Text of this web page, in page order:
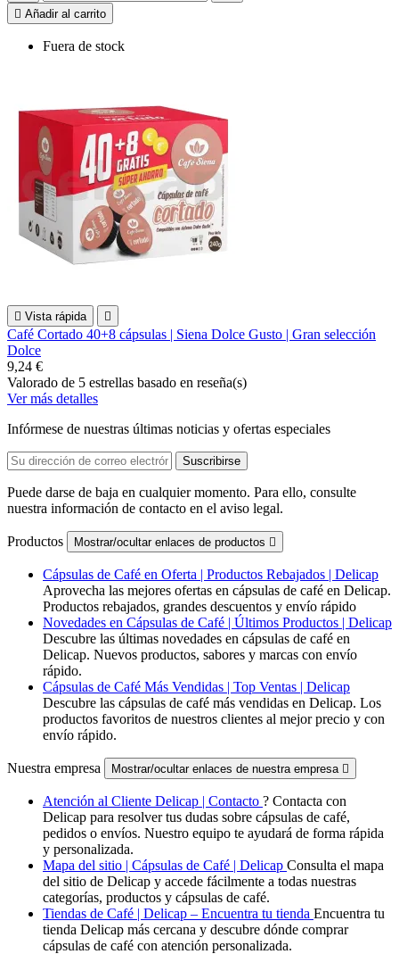
 Añadir al carrito
Fuera de stock
 Vista rápida 
Café Cortado 40+8 cápsulas | Siena Dolce Gusto | Gran selección
Dolce
9,24 €
Valorado de 5 estrellas basado en reseña(s)
Ver más detalles
Infórmese de nuestras últimas noticias y ofertas especiales
Puede darse de baja en cualquier momento. Para ello, consulte
nuestra información de contacto en el aviso legal.
Productos Mostrar/ocultar enlaces de productos 
Cápsulas de Café en Oferta | Productos Rebajados | Delicap
Aprovecha las mejores ofertas en cápsulas de café en Delicap.
Productos rebajados, grandes descuentos y envío rápido
Novedades en Cápsulas de Café | Últimos Productos | Delicap
Descubre las últimas novedades en cápsulas de café en
Delicap. Nuevos productos, sabores y marcas con envío
rápido.
Cápsulas de Café Más Vendidas | Top Ventas | Delicap
Descubre las cápsulas de café más vendidas en Delicap. Los
productos favoritos de nuestros clientes al mejor precio y con
envío rápido.
Nuestra empresa Mostrar/ocultar enlaces de nuestra empresa 
Atención al Cliente Delicap | Contacto ? Contacta con
Delicap para resolver tus dudas sobre cápsulas de café,
pedidos o envíos. Nuestro equipo te ayudará de forma rápida
y personalizada.
Mapa del sitio | Cápsulas de Café | Delicap Consulta el mapa
del sitio de Delicap y accede fácilmente a todas nuestras
categorías, productos y cápsulas de café.
Tiendas de Café | Delicap – Encuentra tu tienda Encuentra tu
tienda Delicap más cercana y descubre dónde comprar
cápsulas de café con atención personalizada.